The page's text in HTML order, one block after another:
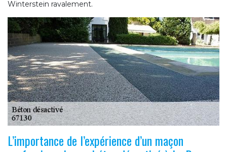
Winterstein ravalement.
L’importance de l’expérience d’un maçon